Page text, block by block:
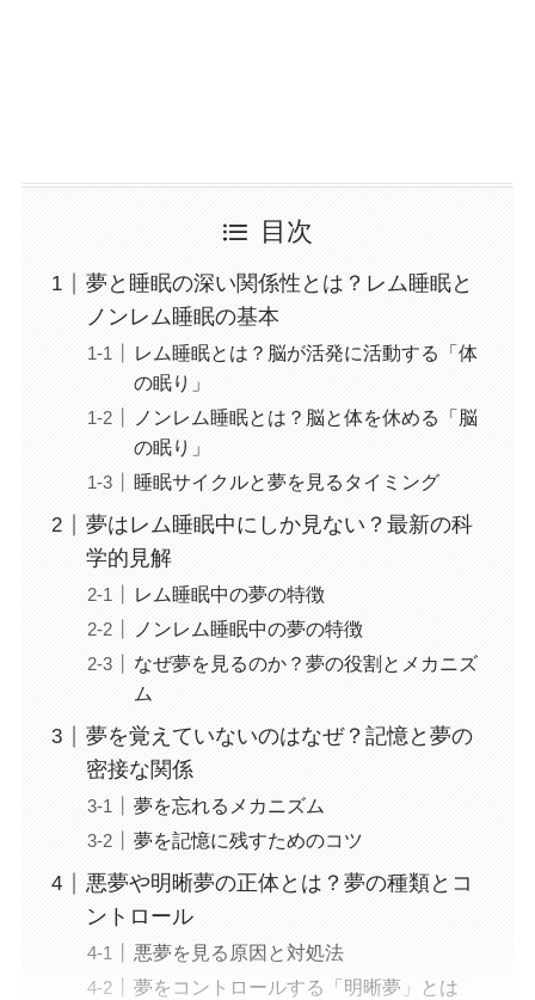
目次
夢と睡眠の深い関係性とは？レム睡眠と
ノンレム睡眠の基本
レム睡眠とは？脳が活発に活動する「体
の眠り」
ノンレム睡眠とは？脳と体を休める「脳
の眠り」
睡眠サイクルと夢を見るタイミング
夢はレム睡眠中にしか見ない？最新の科
学的見解
レム睡眠中の夢の特徴
ノンレム睡眠中の夢の特徴
なぜ夢を見るのか？夢の役割とメカニズ
ム
夢を覚えていないのはなぜ？記憶と夢の
密接な関係
夢を忘れるメカニズム
夢を記憶に残すためのコツ
悪夢や明晰夢の正体とは？夢の種類とコ
ントロール
悪夢を見る原因と対処法
夢をコントロールする「明晰夢」とは